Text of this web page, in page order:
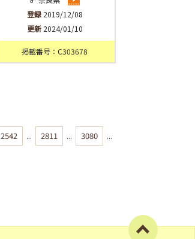
登録2019/12/08
更新2024/01/10
掲載番号：C303678
2542 ... 2811 ... 3080 ...